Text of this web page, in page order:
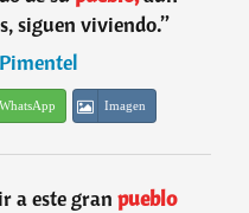
siguen viviendo.”
WhatsApp Imagen
a este gran pueblo